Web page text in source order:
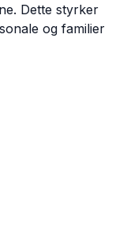
Dette styrker
og familier